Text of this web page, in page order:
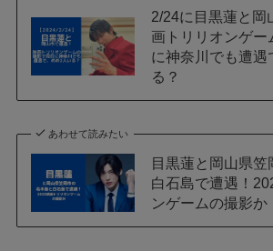
2/24に目黒蓮と岡
画トリリオンゲー
に神奈川でも遭遇
る？
あわせて読みたい
目黒蓮と岡山県笠
白石島で遭遇！
ンゲームの撮影か